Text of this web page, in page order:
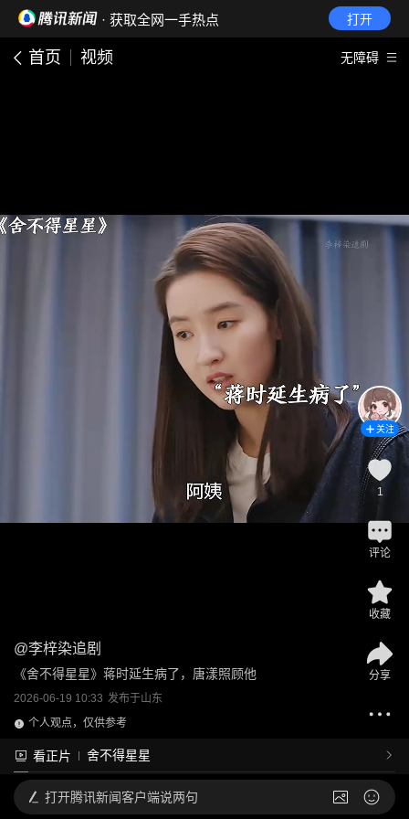
· 获取全网一手热点 打开
首页 视频 无障碍
@李梓染追剧
《舍不得星星》蒋时延生病了，唐漾照顾他
2026-06-19 10:33 发布于山东
个人观点，仅供参考
看正片 舍不得星星
关注
1
评论
收藏
分享
打开腾讯新闻客户端说两句